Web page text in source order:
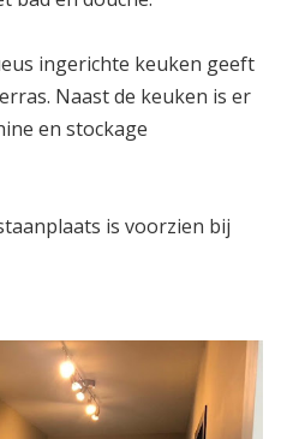
ingerichte keuken geeft
Naast de keuken is er
en stockage
is voorzien bij